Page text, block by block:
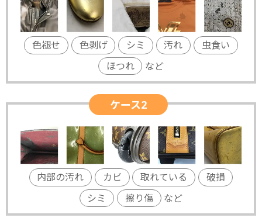
色褪せ 色剥げ シミ 汚れ
虫食い
ほつれ
など
ケース2
内部の汚れ カビ 取れている
破損
シミ
擦り傷 など